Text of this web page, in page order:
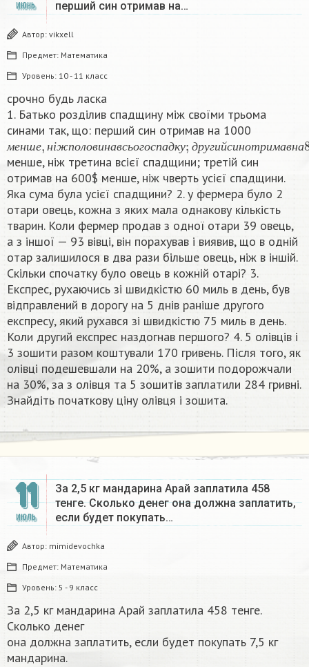
ИЮНЬ перший син отримав на…
Автор: vikxell
Предмет: Математика
Уровень: 10 - 11 класс
срочно будь ласка
1. Батько роздiлив спадщину мiж своїми трьома
синами так, що: перший син отримав на 1000
ме н ш е н іжп ол ов инавсь ог оспа дк у д р у г и й с и н о т р има в н а
менше, іжполов инавсьо гос па дку;др угийсин
менше, ніж третина всієї спадщини; третій син
отримав на 600$ менше, ніж чверть усієї спадщини.
Яка сума була усієї спадщини? 2. у фермера було 2
отари овець, кожна з яких мала однакову кількість
тварин. Коли фермер продав з одноï отари 39 овець,
а з іншої — 93 вівці, він порахував і виявив, що в однiй
отар залишилося в два рази більше овець, ніж в іншій.
Скільки спочатку було овець в кожній отарi? 3.
Експрес, рухаючись зі швидкістю 60 миль в день, був
відправлений в дорогу на 5 днів раніше другого
експресу, який рухався зі швидкістю 75 миль в день.
Коли другий експрес наздогнав першого? 4. 5 олівців і
3 зошити разом коштували 170 гривень. Після того, як
олівці подешевшали на 20%, а зошити подорожчали
на 30%, за з олівця та 5 зошитів заплатили 284 гривні.
Знайдіть початкову ціну олівця і зошита.​
11
ИЮЛЬ
За 2,5 кг мандарина Арай заплатила 458
тенге. Сколько денег она должна заплатить,
если будет покупать…
Автор: mimidevochka
Предмет: Математика
Уровень: 5 - 9 класс
За 2,5 кг мандарина Арай заплатила 458 тенге.
Сколько денег
она должна заплатить, если будет покупать 7,5 кг
мандарина.